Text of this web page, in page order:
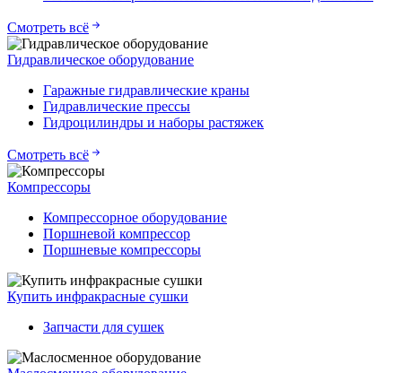
Смотреть всё
Гидравлическое оборудование
Гаражные гидравлические краны
Гидравлические прессы
Гидроцилиндры и наборы растяжек
Смотреть всё
Компрессоры
Компрессорное оборудование
Поршневой компрессор
Поршневые компрессоры
Купить инфракрасные сушки
Запчасти для сушек